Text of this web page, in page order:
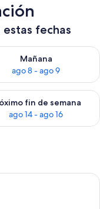
fechas
ago 7 - ago 8
Mañana
ago 8 - ago 9
la disponibilidad
semana, ago 7 -
fin de semana
ago 14 - ago 16
la disponibilidad
de hotel con cama, sofá,